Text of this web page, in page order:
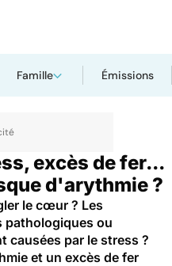
Famille Émissions
excès de fer...
d'arythmie ?
le cœur ? Les
pathologiques ou
causées par le stress ?
et un excès de fer